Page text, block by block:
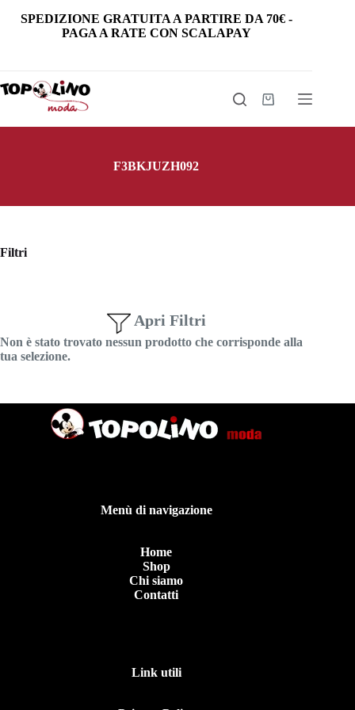
SPEDIZIONE GRATUITA A PARTIRE DA 70€ -
PAGA A RATE CON SCALAPAY
Carrello
F3BKJUZH092
Apri Filtri
Non è stato trovato nessun prodotto che corrisponde alla
tua selezione.
Filtri
Menù di navigazione
Home
Shop
Chi siamo
Contatti
Link utili